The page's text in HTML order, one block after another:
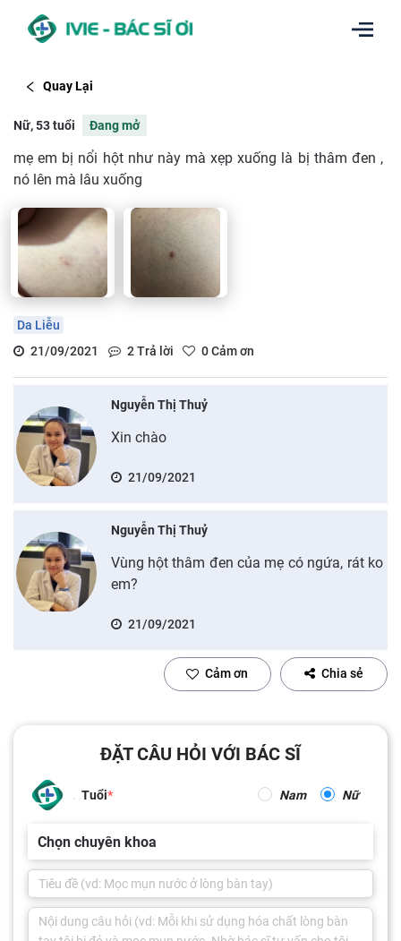
Quay Lại
Nữ, 53 tuổi Đang mở
mẹ em bị nổi hột như này mà xẹp xuống là bị thâm đen ,
nó lên mà lâu xuống
Da Liễu
21/09/2021
2Trả lời 0Cảm ơn
Nguyễn Thị Thuỷ
Xin chào
21/09/2021
Nguyễn Thị Thuỷ
Vùng hột thâm đen của mẹ có ngứa, rát ko
em?
21/09/2021
Cảm ơn Chia sẻ
ĐẶT CÂU HỎI VỚI BÁC SĨ
Tuổi Nam Nữ
Chọn chuyên khoa